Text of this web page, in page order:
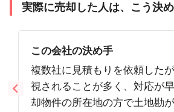
実際に売却した人は、こう決
この会社の決め手
複数社に見積もりを依頼した
視されることが多く、対応が
却物件の所在地の方で土地勘が